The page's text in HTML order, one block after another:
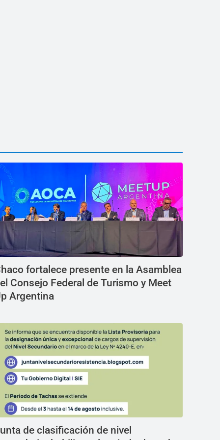
fortalece presente en la Asamblea
Consejo Federal de Turismo y Meet
Argentina
de clasificación de nivel